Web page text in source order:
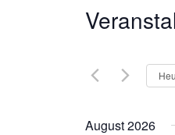
August 2026